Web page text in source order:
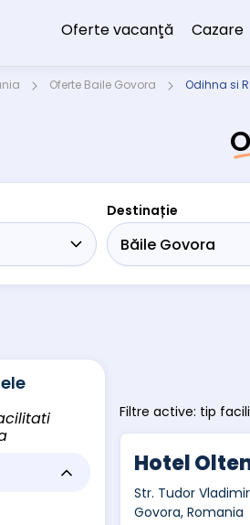
Oferte vacanţă Cazare
Oferte Baile Govora Odihna si
Destinație
Filtre active: tip
Hotel
Str. Tudor
Govora, Romania